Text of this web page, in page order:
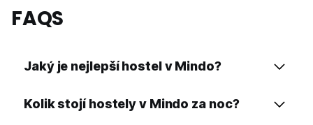
FAQS
Jaký je nejlepší hostel v Mindo?
Kolik stojí hostely v Mindo za noc?